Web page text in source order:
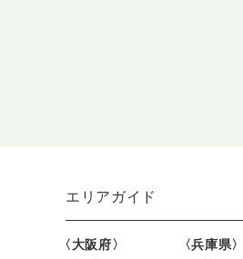
エリアガイド
〈大阪府〉
〈兵庫県〉